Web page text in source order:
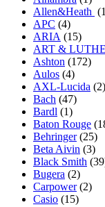
Allen&Heath
APC (4)
ARIA (15)
ART &
Ashton (172)
Aulos (4)
AXL-Lucida (2)
Bach (47)
Bardl (1)
Baton Rouge
Behringer(25)
Beta Aivin (3)
Black Smith
Bugera (2)
Carpower(2)
Casio (15)